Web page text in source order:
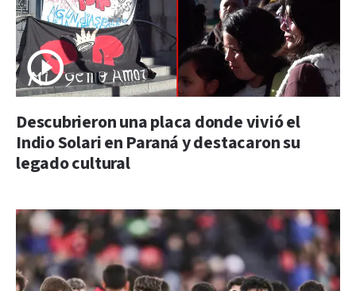
Descubrieron una placa donde vivió el
Indio Solari en Paraná y destacaron su
legado cultural